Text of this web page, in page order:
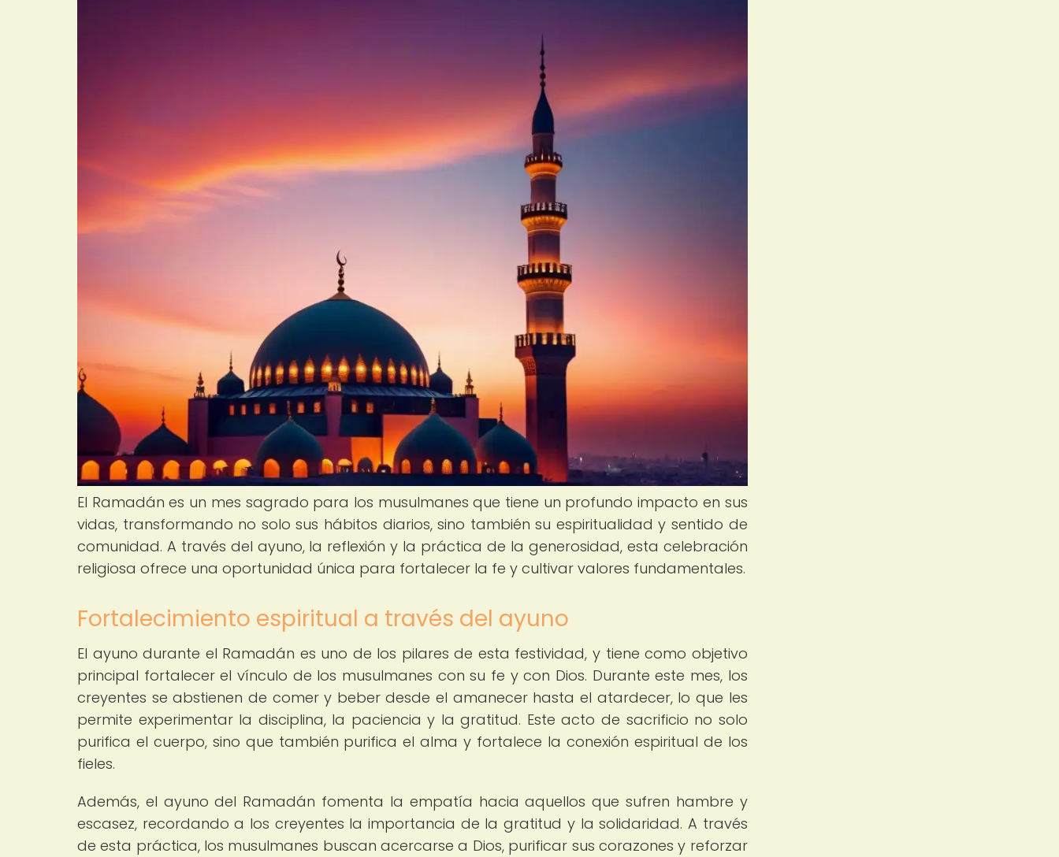
El Ramadán es un mes sagrado para los musulmanes que tiene un profundo impacto en sus
vidas, transformando no solo sus hábitos diarios, sino también su espiritualidad y sentido de
comunidad. A través del ayuno, la reflexión y la práctica de la generosidad, esta celebración
religiosa ofrece una oportunidad única para fortalecer la fe y cultivar valores fundamentales.
Fortalecimiento espiritual a través del ayuno
El ayuno durante el Ramadán es uno de los pilares de esta festividad, y tiene como objetivo
principal fortalecer el vínculo de los musulmanes con su fe y con Dios. Durante este mes, los
creyentes se abstienen de comer y beber desde el amanecer hasta el atardecer, lo que les
permite experimentar la disciplina, la paciencia y la gratitud. Este acto de sacrificio no solo
purifica el cuerpo, sino que también purifica el alma y fortalece la conexión espiritual de los
fieles.
Además, el ayuno del Ramadán fomenta la empatía hacia aquellos que sufren hambre y
escasez, recordando a los creyentes la importancia de la gratitud y la solidaridad. A través
de esta práctica, los musulmanes buscan acercarse a Dios, purificar sus corazones y reforzar